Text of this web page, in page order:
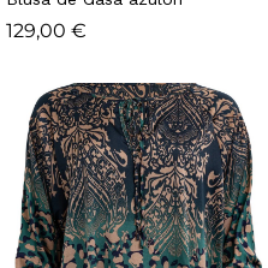
129,00 €